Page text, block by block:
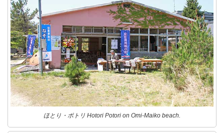
ほとり・ポトリ Hotori Potori on Omi-Maiko beach.